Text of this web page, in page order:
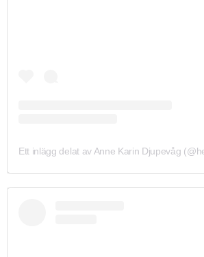
Ett inlägg delat av Anne Karin Djupevåg